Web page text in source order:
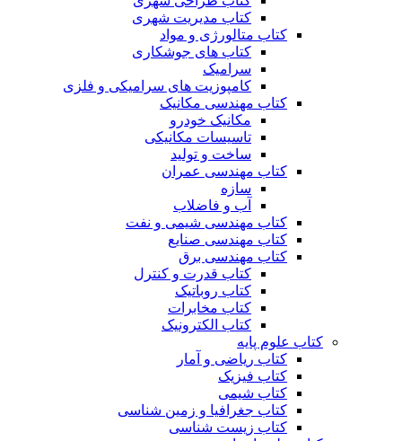
کتاب مدیریت شهری
کتاب متالورژی و مواد
کتاب های جوشکاری
سرامیک
کامپوزیت های سرامیکی و فلزی
کتاب مهندسی مکانیک
مکانیک خودرو
تاسیسات مکانیکی
ساخت و تولید
کتاب مهندسی عمران
سازه
آب و فاضلاب
کتاب مهندسی شیمی و نفت
کتاب مهندسی صنایع
کتاب مهندسی برق
کتاب قدرت و کنترل
کتاب روباتیک
کتاب مخابرات
کتاب الکترونیک
کتاب علوم پایه
کتاب ریاضی و آمار
کتاب فیزیک
کتاب شیمی
کتاب جغرافیا و زمین شناسی
کتاب زیست شناسی